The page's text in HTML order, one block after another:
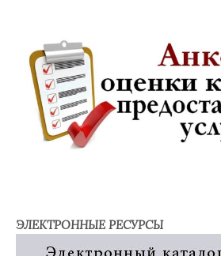
ЭЛЕКТРОННЫЕ РЕСУРСЫ